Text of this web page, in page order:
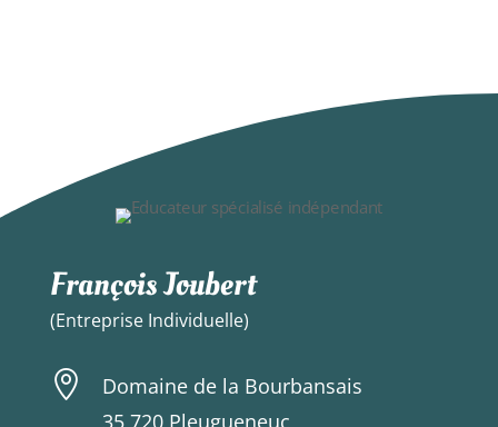
François Joubert
(Entreprise Individuelle)

Domaine de la Bourbansais
35 720 Pleugueneuc